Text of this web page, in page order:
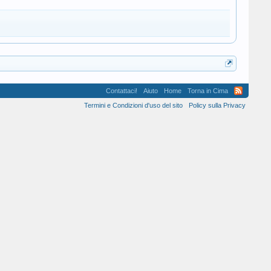
Contattaci! Aiuto Home
Torna in Cima
Termini e Condizioni d'uso del sito
Policy sulla Privacy